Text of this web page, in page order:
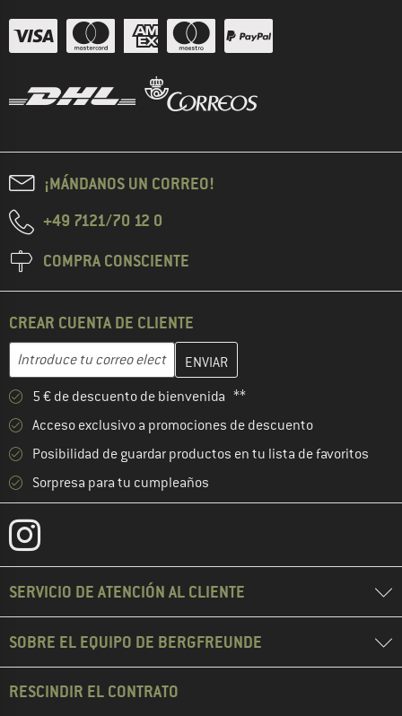
¡MÁNDANOS UN CORREO!
+49 7121/70 12 0
COMPRA CONSCIENTE
CREAR CUENTA DE CLIENTE
Dirección de correo electrónico
Introduce aquí tu dirección de correo electrónico y crea tu
5 € de descuento de bienvenida **
Acceso exclusivo a promociones de descuento
Posibilidad de guardar productos en tu lista de favoritos
Sorpresa para tu cumpleaños
SERVICIO DE ATENCIÓN AL CLIENTE
SOBRE EL EQUIPO DE BERGFREUNDE
RESCINDIR EL CONTRATO